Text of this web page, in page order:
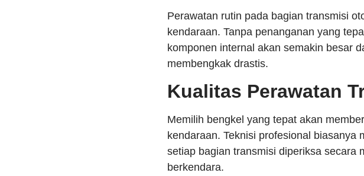
Perawatan rutin pada bagian transmisi
kendaraan. Tanpa penanganan yang
komponen internal akan semakin besar
membengkak drastis.
Kualitas Perawatan
Memilih bengkel yang tepat akan
kendaraan. Teknisi profesional biasanya
setiap bagian transmisi diperiksa secara
berkendara.